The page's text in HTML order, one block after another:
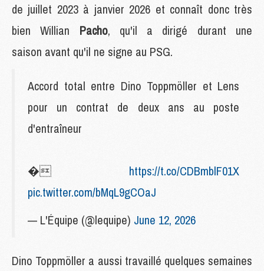
de juillet 2023 à janvier 2026 et connaît donc très
bien Willian Pacho, qu'il a dirigé durant une
saison avant qu'il ne signe au PSG.
Accord total entre Dino Toppmöller et Lens
pour un contrat de deux ans au poste
d'entraîneur
� https://t.co/CDBmblF01X
pic.twitter.com/bMqL9gCOaJ
— L'Équipe (@lequipe) June 12, 2026
Dino Toppmöller a aussi travaillé quelques semaines